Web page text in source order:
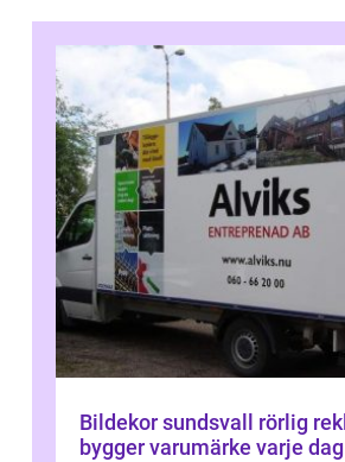
Bildekor sundsvall rörlig reklam som
bygger varumärke varje dag